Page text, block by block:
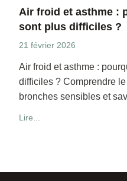
Air froid et asthme :
sont plus difficiles ?
21 février 2026
Air froid et asthme :
difficiles ? Comprendre
bronches sensibles et
Lire...